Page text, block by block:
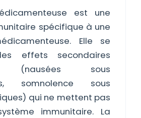
est une
spécifique à une
Elle se
effets secondaires
(nausées sous
somnolence sous
qui ne mettent pas
immunitaire. La